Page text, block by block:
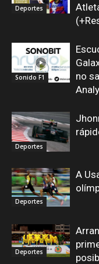
Deportes
Sonido F1
no
Deportes
Deportes
A
Deportes